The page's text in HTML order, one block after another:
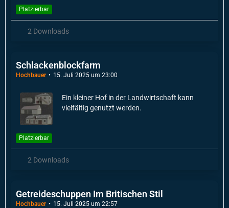
Platzierbar
2 Downloads
Schlackenblockfarm
Hochbauer 15. Juli 2025 um 23:00
Ein kleiner Hof in der Landwirtschaft kann
vielfältig genutzt werden.
Platzierbar
2 Downloads
Getreideschuppen Im Britischen Stil
Hochbauer 15. Juli 2025 um 22:57